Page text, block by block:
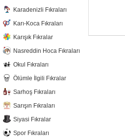
Karadenizli Fıkraları
Karı-Koca Fıkraları
Karışık Fıkralar
Nasreddin Hoca Fıkraları
Okul Fıkraları
Ölümle İlgili Fıkralar
Sarhoş Fıkraları
Sarışın Fıkraları
Siyasi Fıkralar
Spor Fıkraları